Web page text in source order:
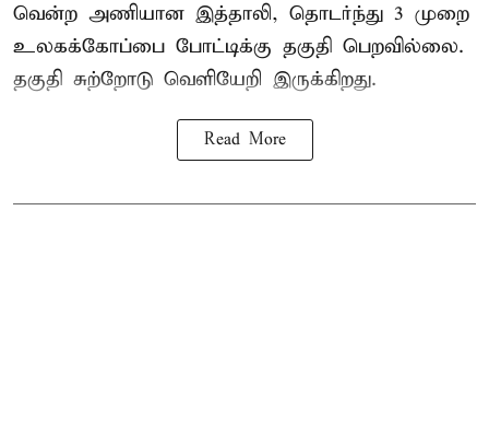
வென்ற அணியான இத்தாலி, தொடர்ந்து 3 முறை
உலகக்கோப்பை போட்டிக்கு தகுதி பெறவில்லை.
தகுதி சுற்றோடு வெளியேறி இருக்கிறது.
Read More